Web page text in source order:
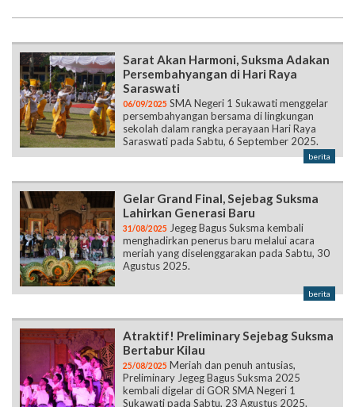
Sarat Akan Harmoni, Suksma Adakan
Persembahyangan di Hari Raya
Saraswati
06/09/2025 SMA Negeri 1 Sukawati menggelar
persembahyangan bersama di lingkungan
sekolah dalam rangka perayaan Hari Raya
Saraswati pada Sabtu, 6 September 2025.
berita
Gelar Grand Final, Sejebag Suksma
Lahirkan Generasi Baru
31/08/2025 Jegeg Bagus Suksma kembali
menghadirkan penerus baru melalui acara
meriah yang diselenggarakan pada Sabtu, 30
Agustus 2025.
berita
Atraktif! Preliminary Sejebag Suksma
Bertabur Kilau
25/08/2025 Meriah dan penuh antusias,
Preliminary Jegeg Bagus Suksma 2025
kembali digelar di GOR SMA Negeri 1
Sukawati pada Sabtu, 23 Agustus 2025.